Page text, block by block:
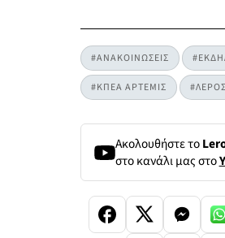
#ΑΝΑΚΟΙΝΩΣΕΙΣ
#ΚΠΕΑ ΑΡΤΕΜΙΣ #ΛΕΡΟΣ
Ακολουθήστε το
στο κανάλι μας στο